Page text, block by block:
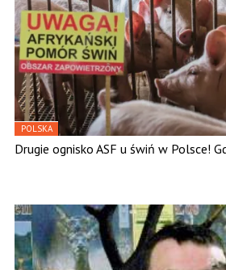
POLSKA
Drugie ognisko ASF u świń w Polsce!